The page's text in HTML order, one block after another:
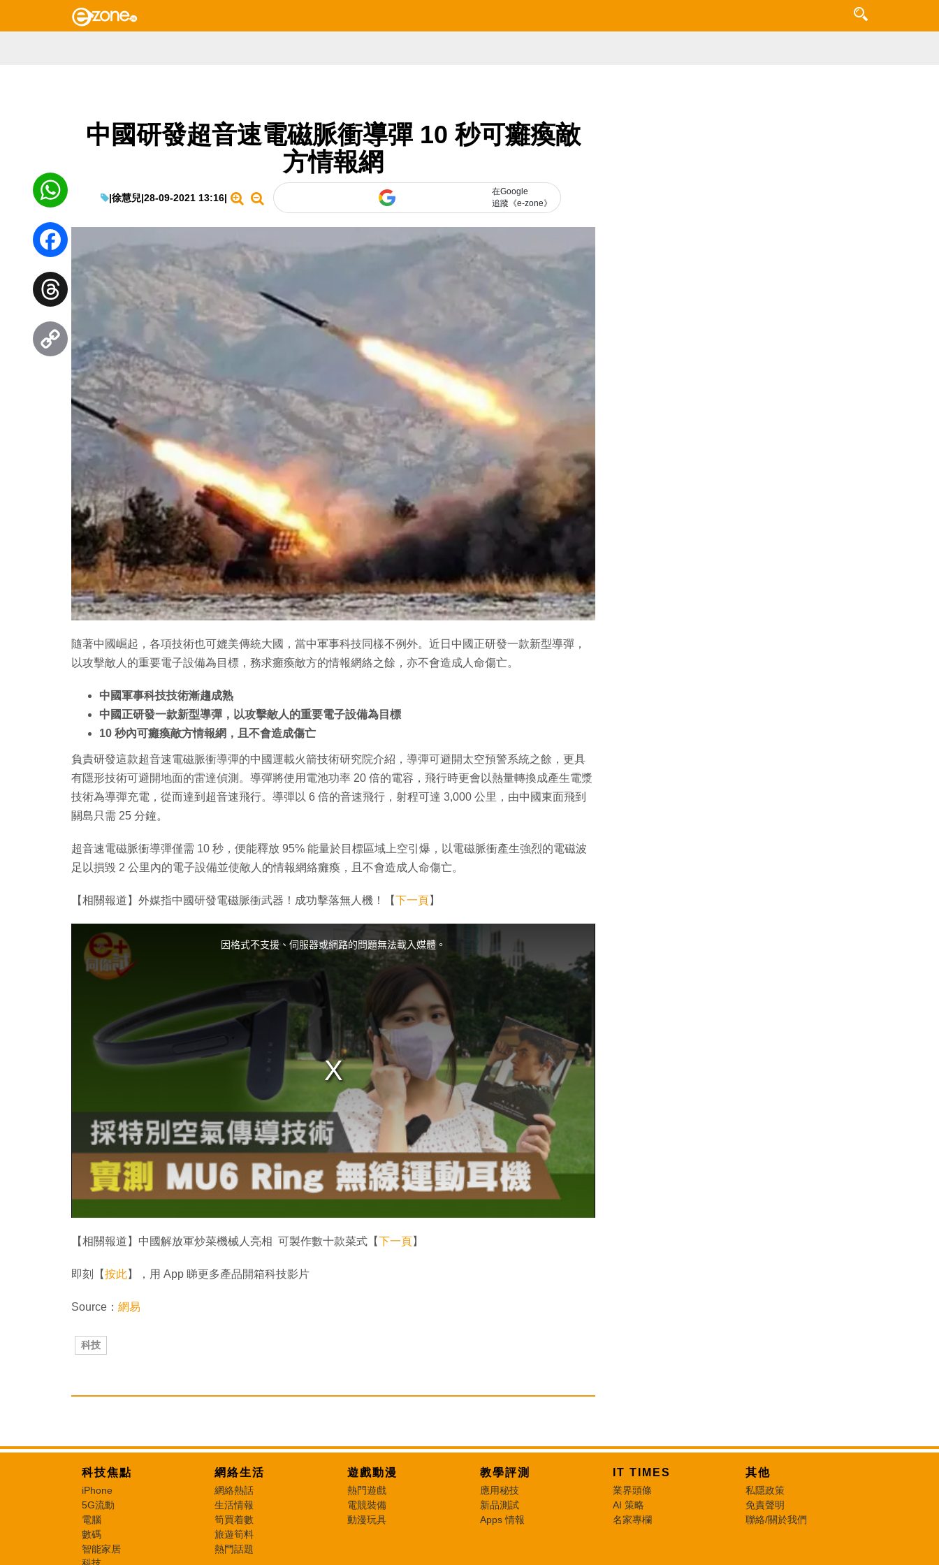
中國研發超音速電磁脈衝導彈 10 秒可癱瘓敵
方情報網
|徐慧兒|28-09-2021 13:16|
在Google
追蹤《e-zone》
隨著中國崛起，各項技術也可媲美傳統大國，當中軍事科技同樣不例外​​。近日中國正研發一款新型導彈，
以攻擊敵人的重要電子設備為目標，務求癱瘓敵方的情報網絡之餘，亦不會造成人命傷亡。
中國軍事科技技術漸趨成熟
中國正研發一款新型導彈，以攻擊敵人的重要電子設備為目標
10 秒內可癱瘓敵方情報網，且不會造成傷亡
負責研發這款超音速電磁脈衝導彈的中國運載火箭技術研究院介紹，導彈可避開太空預警系統之餘，更具
有隱形技術可避開地面的雷達偵測。導彈將使用電池功率 20 倍的電容，飛行時更會以熱量轉換成產生電漿
技術為導彈充電，從而達到超音速飛行。導彈以 6 倍的音速飛行，射程可達 3,000 公里，由中國東面飛到
關島只需 25 分鐘。
超音速電磁脈衝導彈僅需 10 秒，便能釋放 95% 能量於目標區域上空引爆，以電磁脈衝產生強烈的電磁波
足以損毀 2 公里內的電子設備並使敵人的情報網絡癱瘓，且不會造成人命傷亡。
【相關報道】外媒指中國研發電磁脈衝武器！成功擊落無人機！【下一頁】
因格式不支援、伺服器或網路的問題無法載入媒體。
【相關報道】中國解放軍炒菜機械人亮相 可製作數十款菜式【下一頁】
即刻【按此】，用 App 睇更多產品開箱科技影片
Source： 網易
科技
WhatsApp
Facebook
Threads
Copy
Link
科技焦點
iPhone
5G流動
電腦
數碼
智能家居
網絡生活
網絡熱話
生活情報
筍買着數
旅遊筍料
熱門話題
遊戲動漫
熱門遊戲
電競裝備
動漫玩具
教學評測
應用秘技
新品測試
Apps 情報
IT TIMES
業界頭條
AI 策略
名家專欄
其他
私隱政策
免責聲明
聯絡/關於我們